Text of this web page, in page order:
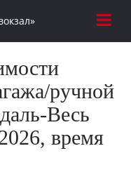
ручной
Весь
время